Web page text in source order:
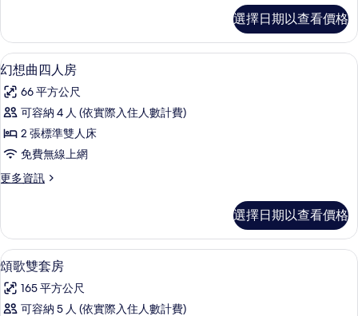
所
有
相
片
四
人
房
詳
情
選擇日期以查看價格
顯
示
幻
想
曲
四
人
的
所
有
相
片
幻想曲四人房 | 迷你吧、客房內保險箱
4
幻想曲四人房
66 平方公尺
可容納 4 人 (依實際入住人數計費)
2 張標準雙人床
免費無線上網
更多資訊
更
曲
四
人
房
的
詳
選擇日期以查看價格
顯
示
頌
頌歌雙套房 | 迷你吧、客房內保險箱、
5
頌歌雙套房
165 平方公尺
可容納 5 人 (依實際入住人數計費)